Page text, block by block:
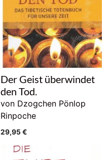
Der Geist überwindet
den Tod.
von Dzogchen Pönlop
Rinpoche
29,95€